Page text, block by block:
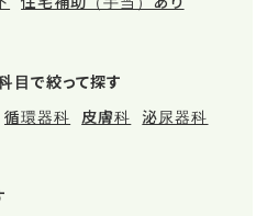
目で絞って探す
循環器科 皮膚科
泌尿器科